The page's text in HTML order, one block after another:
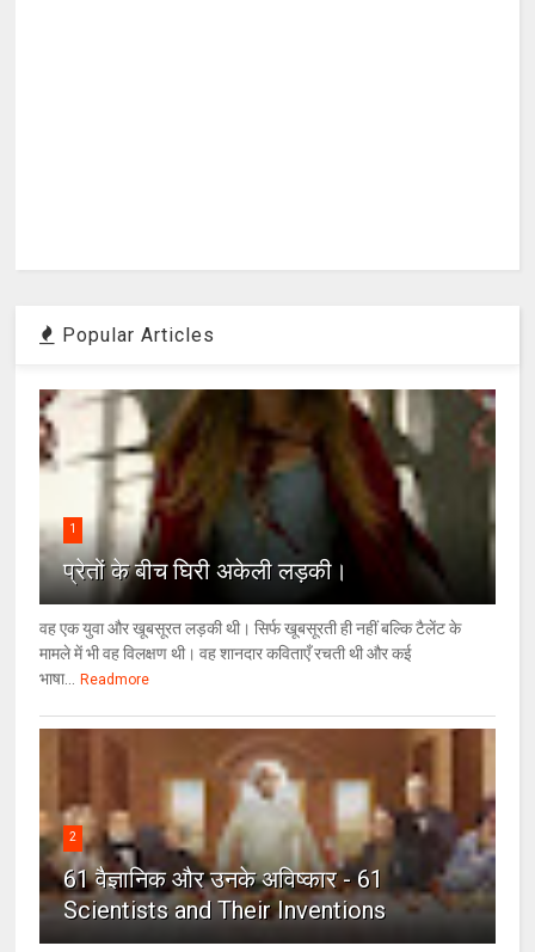
Popular Articles
1
प्रेतों के बीच घिरी अकेली लड़की।
वह एक युवा और खूबसूरत लड़की थी। सिर्फ खूबसूरती ही नहीं बल्कि टैलेंट के
मामले में भी वह विलक्षण थी। वह शानदार कविताएँ रचती थी और कई
भाषा...
Readmore
2
61 वैज्ञानिक और उनके अविष्कार - 61
Scientists and Their Inventions